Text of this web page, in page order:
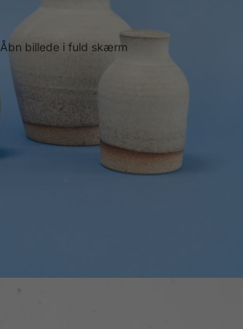
Åbn billede i fuld skærm